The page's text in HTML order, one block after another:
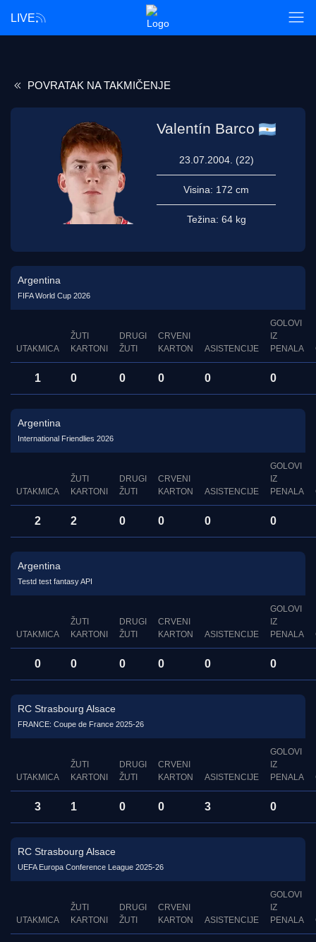
LIVE
POVRATAK NA TAKMIČENJE
Valentín Barco
23.07.2004. (22)
Visina: 172 cm
Težina: 64 kg
Argentina
FIFA World Cup 2026
UTAKMICA
ŽUTI
KARTONI
DRUGI
ŽUTI
CRVENI
KARTON
ASISTENCIJE
GOLOVI
IZ
PENALA
1 0 0 0 0 0
Argentina
International Friendlies 2026
UTAKMICA
ŽUTI
KARTONI
DRUGI
ŽUTI
CRVENI
KARTON
ASISTENCIJE
GOLOVI
IZ
PENALA
2 2 0 0 0 0
Argentina
Testd test fantasy API
UTAKMICA
ŽUTI
KARTONI
DRUGI
ŽUTI
CRVENI
KARTON
ASISTENCIJE
GOLOVI
IZ
PENALA
0 0 0 0 0 0
RC Strasbourg Alsace
FRANCE: Coupe de France 2025-26
UTAKMICA
ŽUTI
KARTONI
DRUGI
ŽUTI
CRVENI
KARTON
ASISTENCIJE
GOLOVI
IZ
PENALA
3 1 0 0 3 0
RC Strasbourg Alsace
UEFA Europa Conference League 2025-26
UTAKMICA
ŽUTI
KARTONI
DRUGI
ŽUTI
CRVENI
KARTON
ASISTENCIJE
GOLOVI
IZ
PENALA